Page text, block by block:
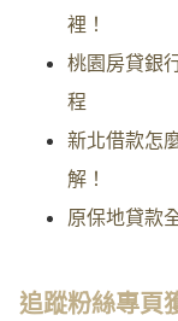
裡！
桃園房貸銀
程
新北借款怎
解！
原保地貸款
追蹤粉絲專頁